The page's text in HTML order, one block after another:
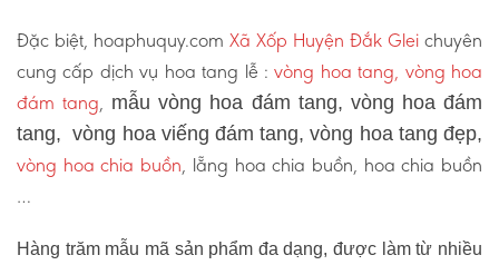
Đặc biệt, hoaphuquy.com Xã Xốp Huyện Đắk Glei chuyên
cung cấp dịch vụ hoa tang lễ :vòng hoa tang, vòng hoa
đám tang, mẫu vòng hoa đám tang, vòng hoa đám
tang, vòng hoa viếng đám tang, vòng hoa tang đẹp,
vòng hoa chia buồn, lẵng hoa chia buồn, hoa chia buồn
…
Hàng trăm mẫu mã sản phẩm đa dạng, được làm từ nhiều